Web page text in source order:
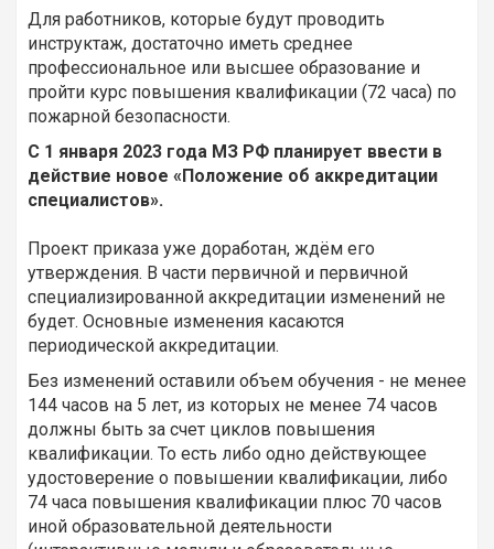
Для работников, которые будут проводить
инструктаж, достаточно иметь среднее
профессиональное или высшее образование и
пройти курс повышения квалификации (72 часа) по
пожарной безопасности.
С 1 января 2023 года МЗ РФ планирует ввести в
действие новое «Положение об аккредитации
специалистов».
Проект приказа уже доработан, ждём его
утверждения. В части первичной и первичной
специализированной аккредитации изменений не
будет. Основные изменения касаются
периодической аккредитации.
Без изменений оставили объем обучения - не менее
144 часов на 5 лет, из которых не менее 74 часов
должны быть за счет циклов повышения
квалификации. То есть либо одно действующее
удостоверение о повышении квалификации, либо
74 часа повышения квалификации плюс 70 часов
иной образовательной деятельности